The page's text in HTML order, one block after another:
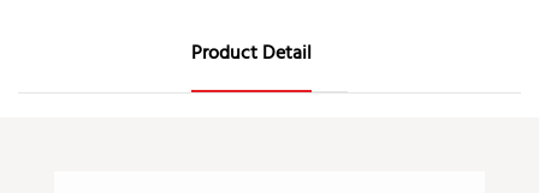
Product Detail